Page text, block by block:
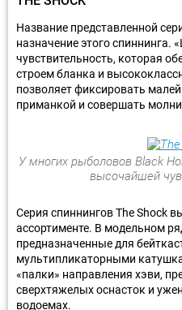
Название представленной
назначение этого спиннинга.
чувствительность, которая
строем бланка и
позволяет фиксировать
приманкой и совершать
У многих рыболовов Black
высочайшей
Серия спиннингов The Shock
ассортименте. В модельном
предназначенные для
мультипликаторными
«палки» направления хэви,
сверхтяжелых оснасток и
водоемах.